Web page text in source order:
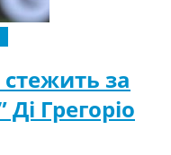
стежить за
Грегоріо